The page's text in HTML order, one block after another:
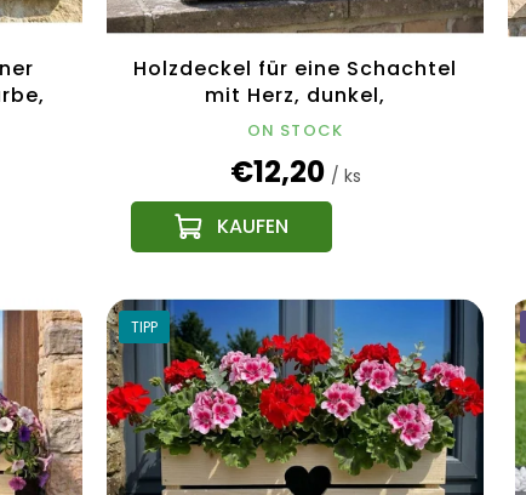
Holzdeckel für eine Schachtel
mit Herz, dunkel,
52x21,5x17cm Tschechisches
ON STOCK
€12,20 / ks
TIPP